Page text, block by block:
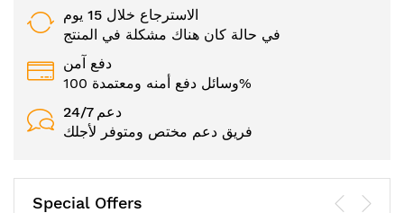
الاسترجاع خلال 15 يوم
في حالة كان هناك مشكلة في المنتج
دفع آمن
وسائل دفع أمنه ومعتمدة 100%
24/7 دعم
فريق دعم مختص ومتوفر لأجلك
Special Offers